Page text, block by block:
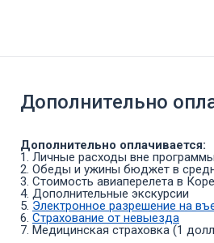
Дополнительно
Дополнительно оплачивается:
1. Личные расходы вне
2. Обеды и ужины бюджет в
3. Стоимость авиаперелета в
4. Дополнительные экскурсии
5. Электронное разрешение на
6. Страхование от невыезда
7. Медицинская страховка (1